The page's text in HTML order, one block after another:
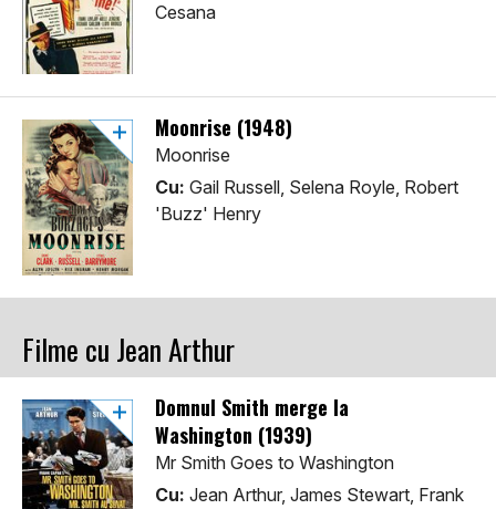
Cesana
Moonrise (1948)
Moonrise
Cu: Gail Russell, Selena Royle, Robert
'Buzz' Henry
Filme cu Jean Arthur
Domnul Smith merge la
Washington (1939)
Mr Smith Goes to Washington
Cu: Jean Arthur, James Stewart, Frank